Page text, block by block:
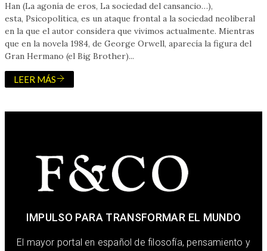
Han (La agonía de eros, La sociedad del cansancio…),
esta, Psicopolítica, es un ataque frontal a la sociedad neoliberal
en la que el autor considera que vivimos actualmente. Mientras
que en la novela 1984, de George Orwell, aparecía la figura del
Gran Hermano (el Big Brother)...
LEER MÁS
IMPULSO PARA TRANSFORMAR EL MUNDO
El mayor portal en español de filosofía, pensamiento y